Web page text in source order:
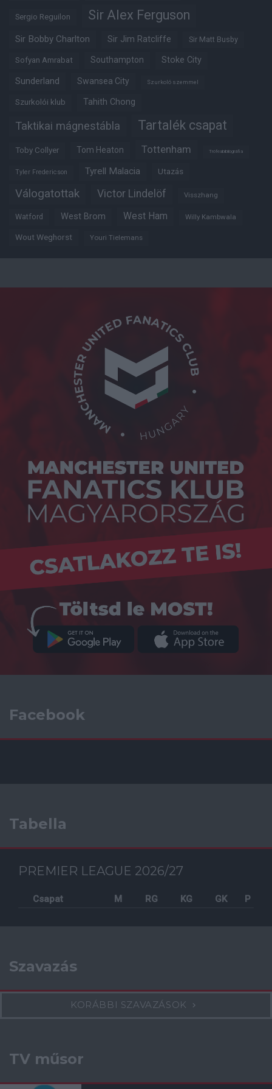
Sergio Reguilon Sir Alex Ferguson
Sir Bobby Charlton Sir Jim Ratcliffe Sir Matt Busby
Sofyan Amrabat Southampton Stoke City
Sunderland Swansea City Szurkoló szemmel
Szurkolói klub Tahith Chong
Taktikai mágnestábla Tartalék csapat
Toby Collyer Tom Heaton Tottenham Trófeabibliográfia
Tyler Fredericson Tyrell Malacia Utazás
Válogatottak Victor Lindelöf Visszhang
Watford West Brom West Ham Willy Kambwala
Wout Weghorst Youri Tielemans
Facebook
Tabella
PREMIER LEAGUE 2026/27
Csapat M RG KG GK P
Szavazás
KORÁBBI SZAVAZÁSOK
TV műsor